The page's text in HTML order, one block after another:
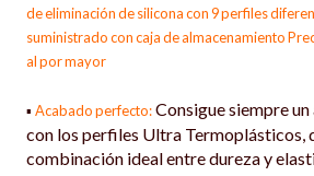
de eliminación de silicona con 9 perfiles
suministrado con caja de almacenamiento
al por mayor
▪ Acabado perfecto: Consigue siempre
con los perfiles Ultra Termoplásticos,
combinación ideal entre dureza y